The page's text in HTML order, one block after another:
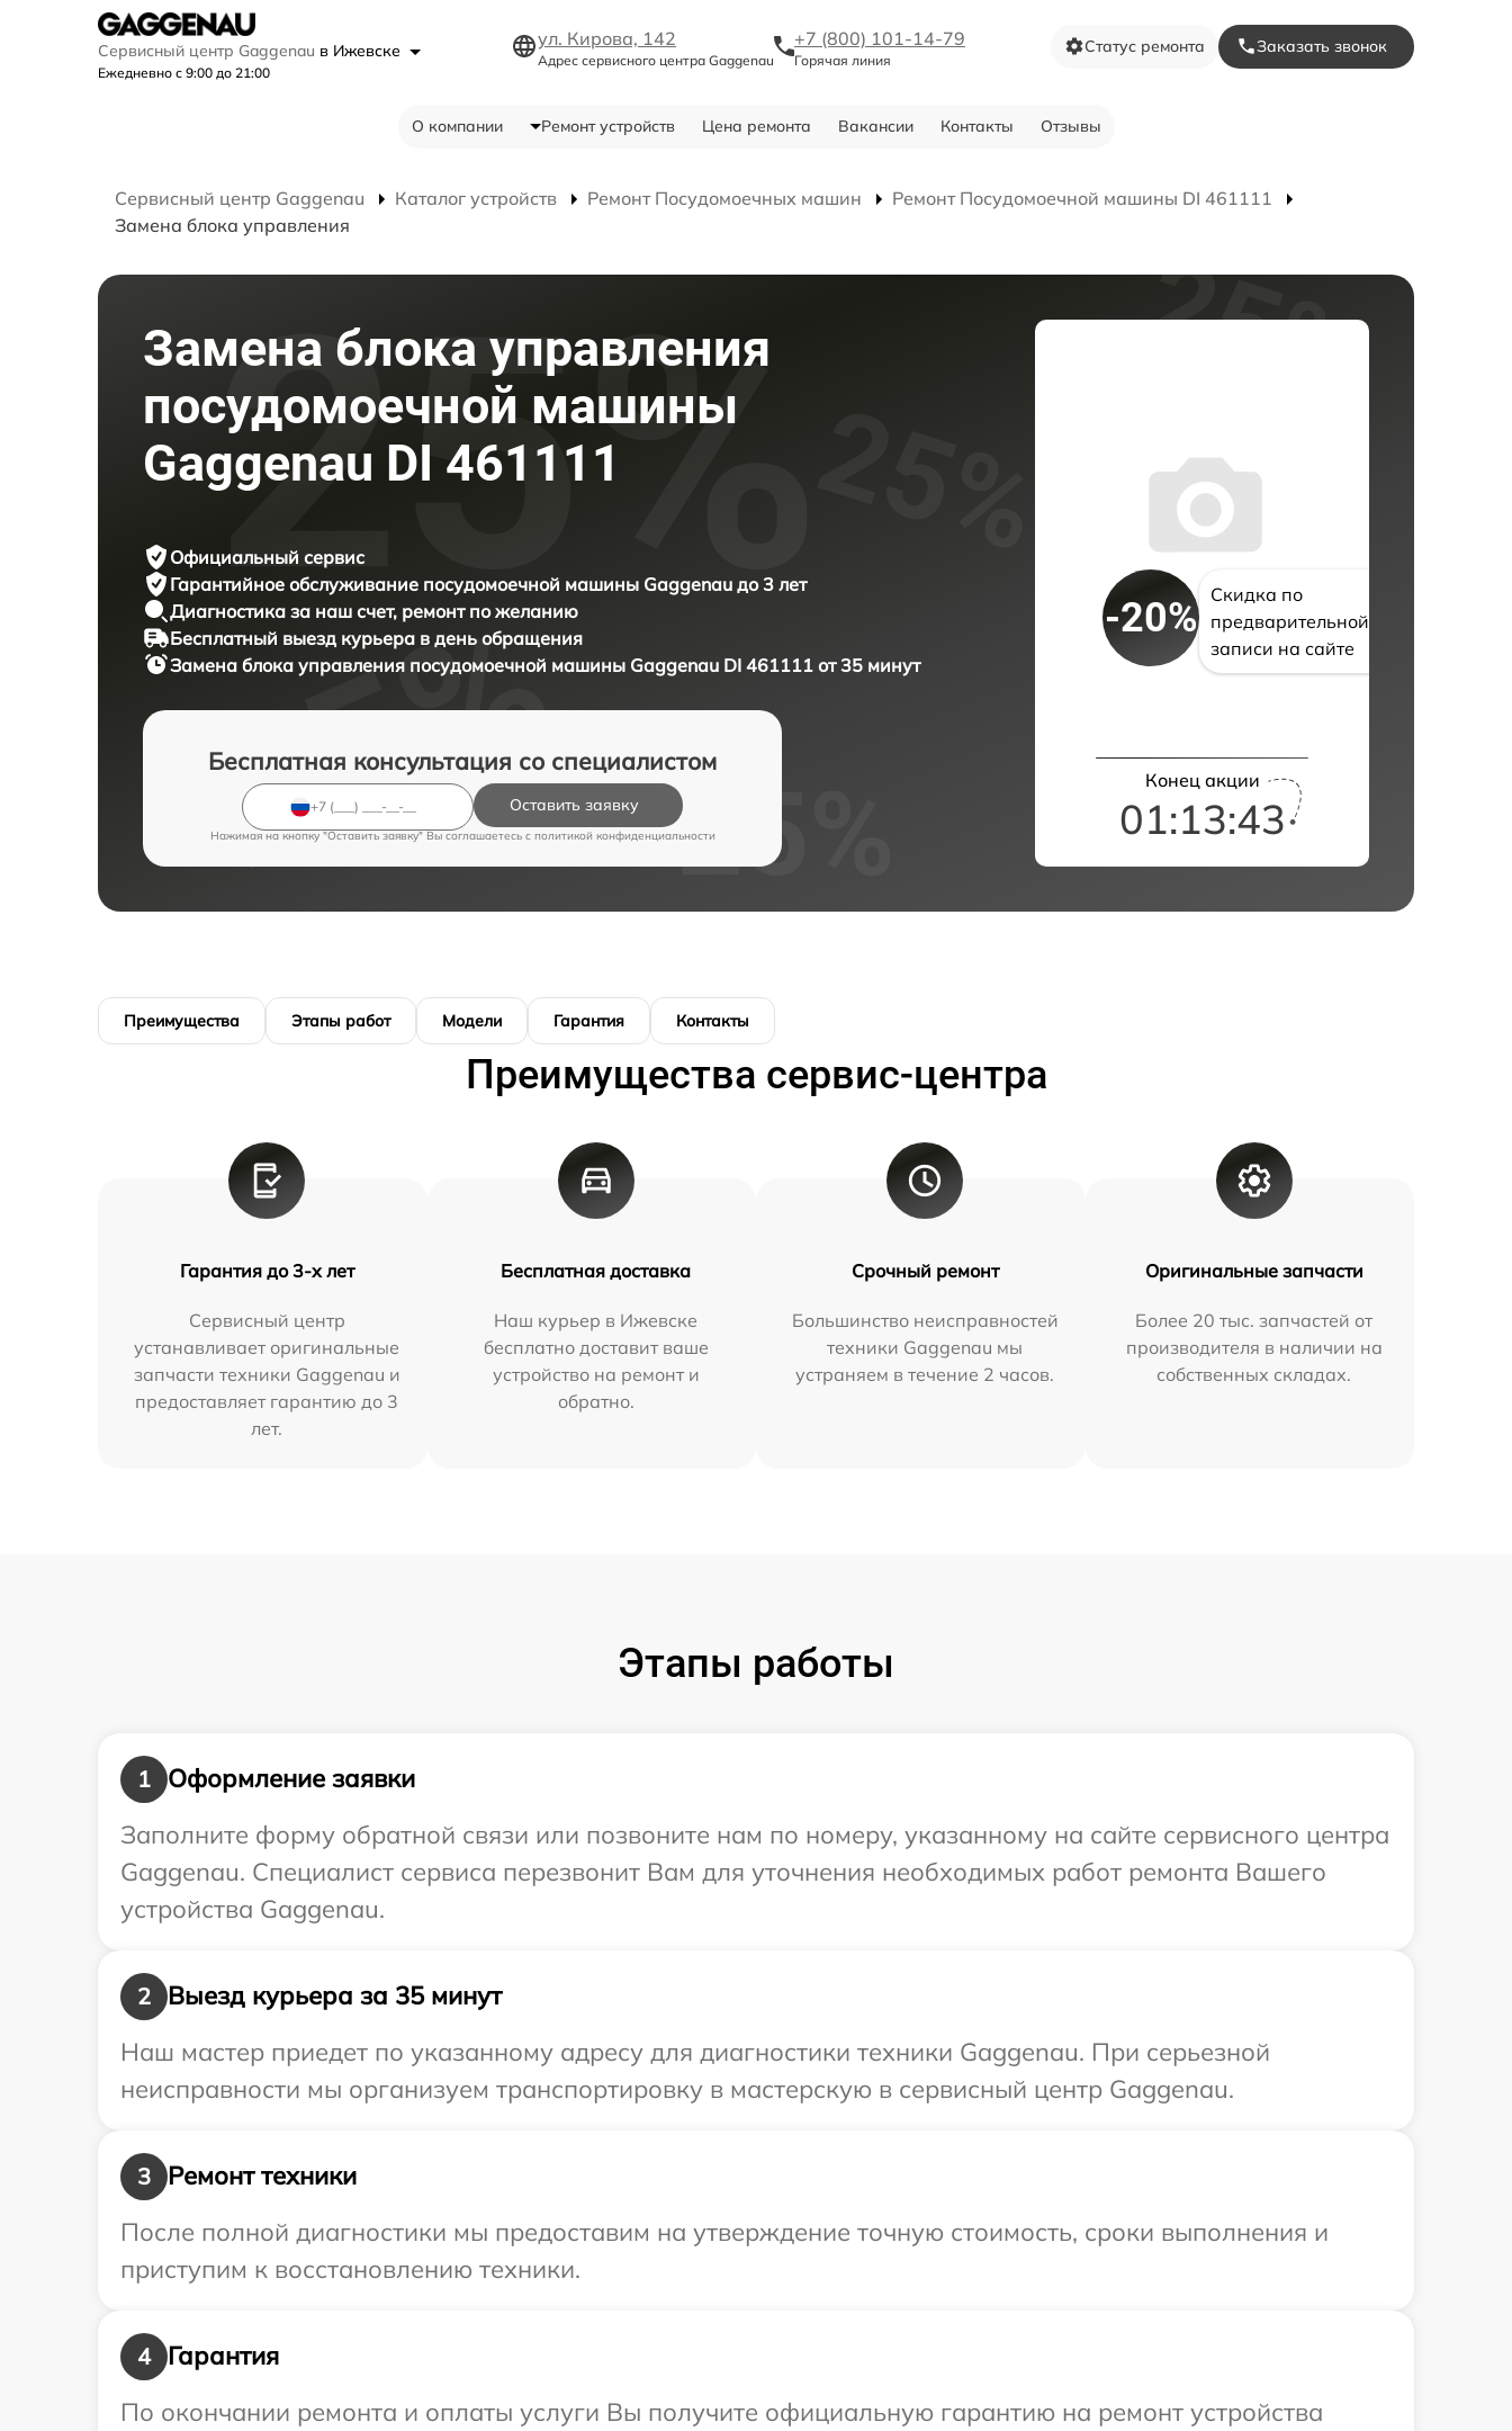
Сервисный центр Gaggenau в Ижевске
Ежедневно с 9:00 до 21:00
ул. Кирова, 142
Адрес сервисного центра Gaggenau
+7 (800) 101-14-79
Горячая линия
Статус ремонта Заказать звонок
О компании Ремонт устройств Цена ремонта Вакансии Контакты Отзывы
Сервисный центр Gaggenau Каталог устройств Ремонт Посудомоечных машин
Ремонт Посудомоечной машины DI 461111
Замена блока управления
Замена блока управления
посудомоечной машины
Gaggenau DI 461111
Официальный сервис
Гарантийное обслуживание посудомоечной машины Gaggenau до 3 лет
Диагностика за наш счет, ремонт по желанию
Бесплатный выезд курьера в день обращения
Замена блока управления посудомоечной машины Gaggenau DI 461111 от 35 минут
Бесплатная консультация со специалистом
Оставить заявку
Нажимая на кнопку "Оставить заявку" Вы соглашаетесь c политикой конфиденциальности
-20%
Скидка по
предварительной
записи на сайте
Конец акции
01:13:43
Преимущества Этапы работ Модели Гарантия Контакты
Преимущества сервис-центра
Гарантия до 3-х лет
Сервисный центр
устанавливает оригинальные
запчасти техники Gaggenau и
предоставляет гарантию до 3
лет.
Бесплатная доставка
Наш курьер в Ижевске
бесплатно доставит ваше
устройство на ремонт и
обратно.
Срочный ремонт
Большинство неисправностей
техники Gaggenau мы
устраняем в течение 2 часов.
Оригинальные запчасти
Более 20 тыс. запчастей от
производителя в наличии на
собственных складах.
Этапы работы
1
Оформление заявки
Заполните форму обратной связи или позвоните нам по номеру, указанному на сайте сервисного центра
Gaggenau. Специалист сервиса перезвонит Вам для уточнения необходимых работ ремонта Вашего
устройства Gaggenau.
2
Выезд курьера за 35 минут
Наш мастер приедет по указанному адресу для диагностики техники Gaggenau. При серьезной
неисправности мы организуем транспортировку в мастерскую в сервисный центр Gaggenau.
3
Ремонт техники
После полной диагностики мы предоставим на утверждение точную стоимость, сроки выполнения и
приступим к восстановлению техники.
4
Гарантия
По окончании ремонта и оплаты услуги Вы получите официальную гарантию на ремонт устройства